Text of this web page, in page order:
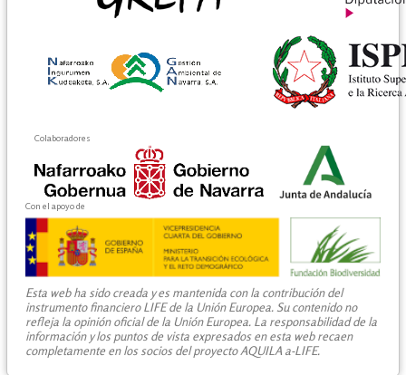
Colaboradores
Con el apoyo de
Esta web ha sido creada y es mantenida con la contribución del
instrumento financiero LIFE de la Unión Europea. Su contenido no
refleja la opinión oficial de la Unión Europea. La responsabilidad de la
información y los puntos de vista expresados en esta web recaen
completamente en los socios del proyecto AQUILA a-LIFE.